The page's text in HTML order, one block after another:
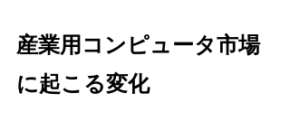
産業用コンピュータ市場
に起こる変化